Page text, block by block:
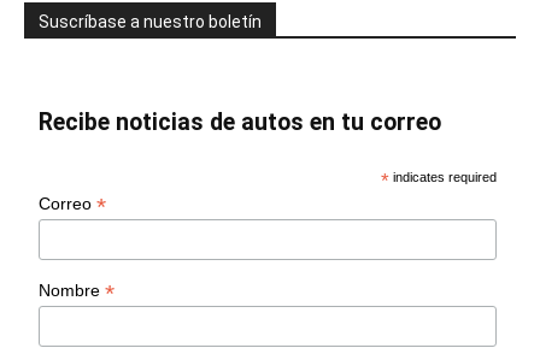
Suscríbase a nuestro boletín
Recibe noticias de autos en tu correo
* indicates required
Correo*
Nombre*